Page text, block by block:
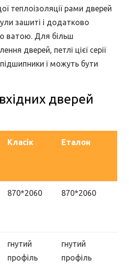
теплоізоляції рами дверей
зашиті і додатково
ватою. Для більш
дверей, петлі цієї серії
і можуть бути
дверей
Класік Еталон
870*2060 870*2060
гнутий
профіль
гнутий
профіль